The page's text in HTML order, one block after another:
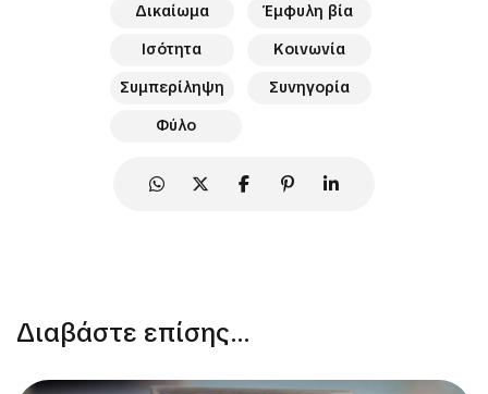
Δικαίωμα
Έμφυλη βία
Ισότητα
Κοινωνία
Συμπερίληψη
Συνηγορία
Φύλο
Διαβάστε επίσης...